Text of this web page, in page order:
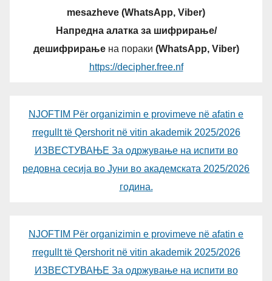
mesazheve (WhatsApp, Viber)
Напредна алатка за шифрирање/
дешифрирањена пораки (WhatsApp, Viber)
https://decipher.free.nf
NJOFTIM Për organizimin e provimeve në afatin e
rregullt të Qershorit në vitin akademik 2025/2026
ИЗВЕСТУВАЊЕ За одржување на испити во
редовна сесија во Јуни во академската 2025/2026
година.
NJOFTIM Për organizimin e provimeve në afatin e
rregullt të Qershorit në vitin akademik 2025/2026
ИЗВЕСТУВАЊЕ За одржување на испити во